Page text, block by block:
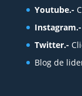
Youtube.-
Instagram.-
Twitter.-
Blog de